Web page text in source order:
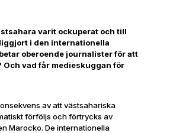
varit ockuperat och till
i den internationella
oberoende journalister för att
Och vad får medieskuggan för
av att västsahariska
förföljs och förtrycks av
Marocko. De internationella